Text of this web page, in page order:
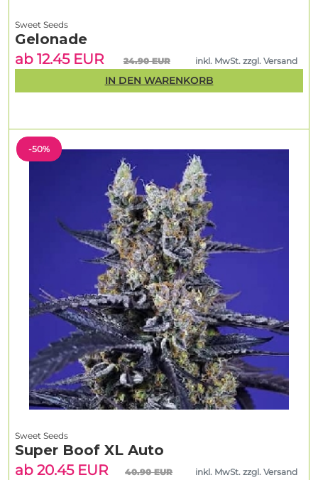
-50%
Sweet Seeds
Super Boof XL Auto
ab 20.45 EUR
40.90 EUR inkl. MwSt. zzgl. Versand
Sweet Seeds
Gelonade
ab 12.45 EUR
24.90 EUR inkl. MwSt. zzgl. Versand
IN DEN WARENKORB